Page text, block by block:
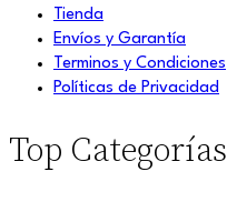
Tienda
Envíos y Garantía
Terminos y Condiciones
Políticas de Privacidad
Top Categorías